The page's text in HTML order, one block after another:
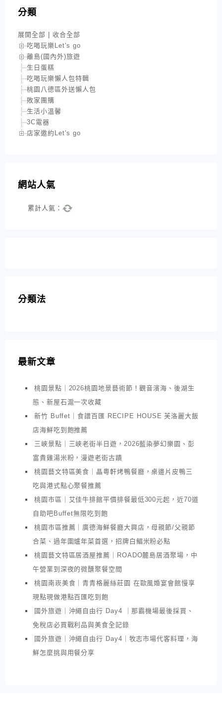
分類
展開全部
收合全部
吃喝玩樂Let's go
離島(國內外)旅遊
生日蛋糕
吃喝玩樂懶人包特輯
桃園八德區外送懶人包
敗家團購
生活小溫馨
3C電器
店家邀約Let's go
網站人氣
累計人氣：
分類法
最新文章
桃園景點｜2026桃園地景藝術節！觀音濱海、後湖生
態、新屋石滬一次收藏
新竹 Buffet｜食譜百匯 RECIPE HOUSE 芙洛麗大飯
店海鮮吃到飽推薦
三峽景點｜三峽老街半日遊，2026藍染夢幻樂園、彭
富貴雞湯米粉，漫遊老街古蹟
桃園藝文特區美食｜晶粵軒烤鴨餐廳，桌邊片皮鴨三
吃與港式點心聚餐推薦
桃園市區｜艾佳牛排館平價排餐最低300元起，近70道
自助吧Buffet無限吃到飽
桃園市區推薦｜廣德海鮮餐廳大興店，母親節/父親節
合菜、過年圍爐年菜首選，招牌白鯧米粉必點
桃園藝文特區居酒屋推薦｜ROADO麓島居酒聚場，中
午營業到深夜的微醺聚餐空間
桃園南崁美食｜青青格麗絲莊園 在歐風婚宴會館慢享
現點現做港點百匯吃到飽
國外旅遊｜沖繩自由行 Day4 ｜那霸機場最後採買、
免稅店必買戰利品與美食全記錄
國外旅遊｜沖繩自由行 Day4｜牧志市場代客料理，海
鮮怎麼挑與用餐分享